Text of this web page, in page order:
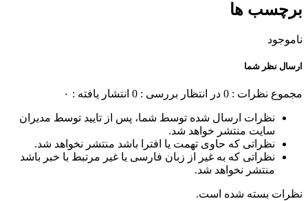
برچسب ها
ناموجود
ارسال نظر شما
مجموع نظرات : 0 در انتظار بررسی : 0 انتشار یافته : ۰
نظرات ارسال شده توسط شما، پس از تایید توسط مدیران
سایت منتشر خواهد شد.
نظراتی که حاوی تهمت یا افترا باشد منتشر نخواهد شد.
نظراتی که به غیر از زبان فارسی یا غیر مرتبط با خبر باشد
منتشر نخواهد شد.
نظرات بسته شده است.